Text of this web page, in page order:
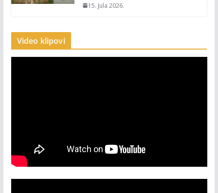
15. Jula 2026.
Video klipovi